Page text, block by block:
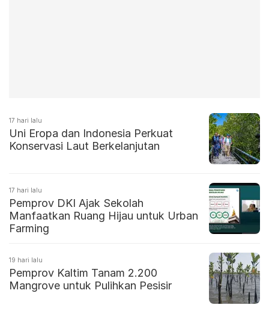
17 hari lalu
Uni Eropa dan Indonesia Perkuat
Konservasi Laut Berkelanjutan
17 hari lalu
Pemprov DKI Ajak Sekolah
Manfaatkan Ruang Hijau untuk Urban
Farming
19 hari lalu
Pemprov Kaltim Tanam 2.200
Mangrove untuk Pulihkan Pesisir